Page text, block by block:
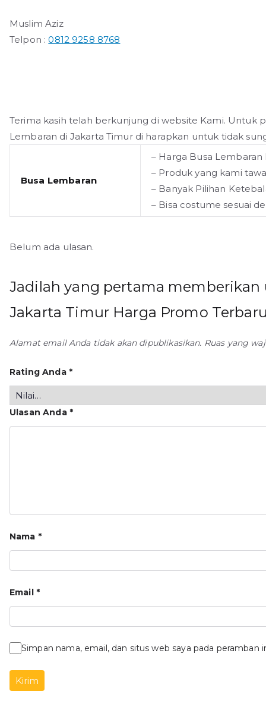
Muslim Aziz
Telpon :0812 9258 8768
Terima kasih telah berkunjung di website Kami. Untuk
Lembaran di Jakarta Timur di harapkan untuk tidak
Busa Lembaran
– Harga Busa
– Produk yang kami
– Banyak Pilihan
– Bisa costume sesuai
Belum ada ulasan.
Jadilah yang pertama memberikan
Jakarta Timur Harga Promo
Alamat email Anda tidak akan dipublikasikan. Ruas yang
Rating Anda *
Ulasan Anda *
Nama *
Email *
Simpan nama, email, dan situs web saya pada